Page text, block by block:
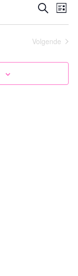
en
Zoeken
Lijst
Volgende